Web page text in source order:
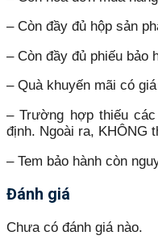
– Còn đầy đủ hộp sản
– Còn đầy đủ phiếu bảo
– Quà khuyến mãi có
– Trường hợp thiếu
định. Ngoài ra, KHÔNG
– Tem bảo hành còn
Đánh giá
Chưa có đánh giá nào.